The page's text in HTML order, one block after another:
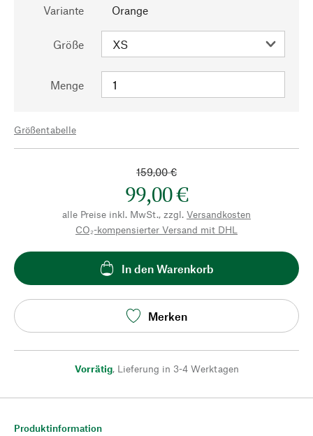
Variante Orange
Größe
Menge
Größentabelle
159,00 €
99,00 €
alle Preise inkl. MwSt., zzgl. Versandkosten
CO₂-kompensierter Versand mit DHL
In den Warenkorb
Merken
Vorrätig, Lieferung in 3-4 Werktagen
Produktinformation